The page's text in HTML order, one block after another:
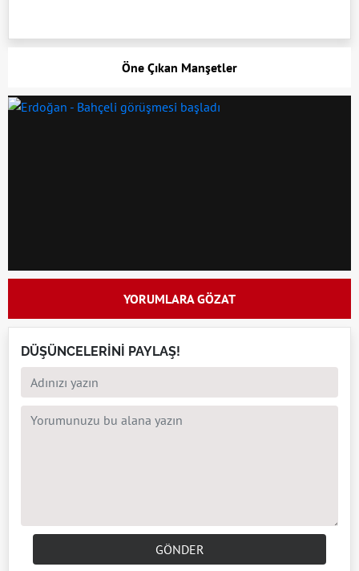
Öne Çıkan Manşetler
YORUMLARA GÖZAT
DÜŞÜNCELERİNİ PAYLAŞ!
GÖNDER